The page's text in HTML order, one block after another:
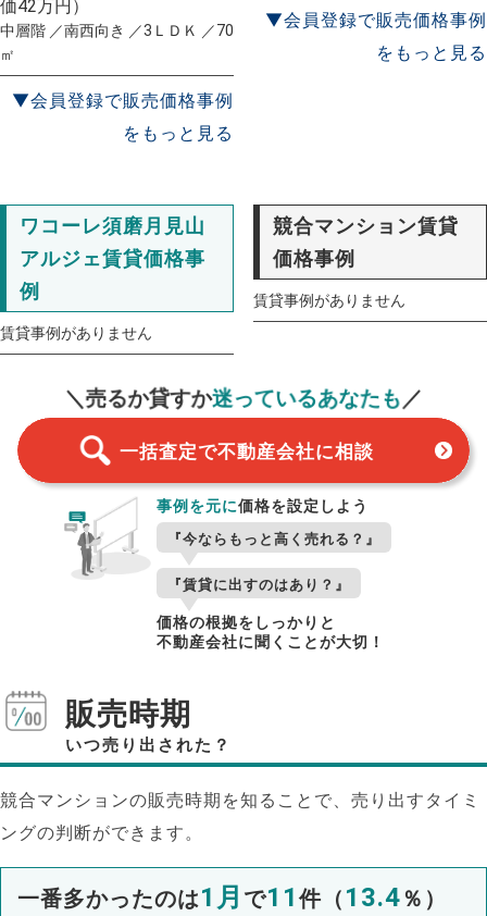
価42万円）
中層階 ／南西向き ／3ＬＤＫ ／70
㎡
▼会員登録で販売価格事例
をもっと見る
▼会員登録で販売価格事例
をもっと見る
ワコーレ須磨月見山
アルジェ賃貸価格事
例
賃貸事例がありません
競合マンション賃貸
価格事例
賃貸事例がありません
＼売るか貸すか迷っているあなたも／
一括査定で不動産会社に相談
一括査定
事例を元に価格を設定しよう
『今ならもっと高く売れる？』
『賃貸に出すのはあり？』
価格の根拠をしっかりと
不動産会社に聞くことが大切！
販売時期
いつ売り出された？
競合マンションの販売時期を知ることで、売り出すタイミ
ングの判断ができます。
一番多かったのは1月 で11 件（ 13.4 ％）